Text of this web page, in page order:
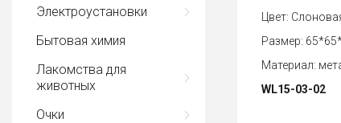
Электроустановки
Бытовая химия
Лакомства для
животных
Очки
Цвет:
Размер:
Материал:
WL15-03-02